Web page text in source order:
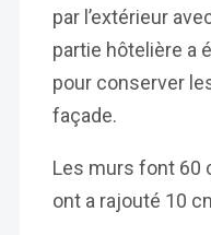
par l’extérieur
partie hôtelière a
pour conserver
façade.
Les murs font 60
ont a rajouté 10